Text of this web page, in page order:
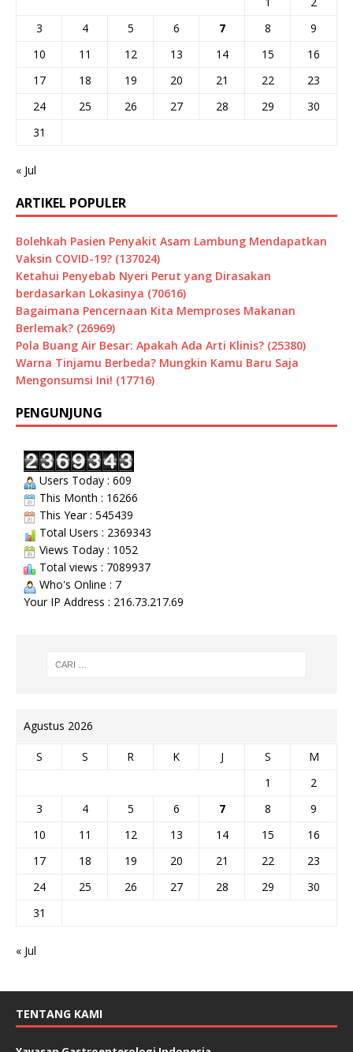
3
4 5 6 7 8
9
10
11 12 13 14 15
16
17
18 19 20 21 22
23
24
25 26 27 28 29
30
31
« Jul
ARTIKEL POPULER
Bolehkah Pasien Penyakit Asam Lambung Mendapatkan
Vaksin COVID-19? (137024)
Ketahui Penyebab Nyeri Perut yang Dirasakan
berdasarkan Lokasinya (70616)
Bagaimana Pencernaan Kita Memproses Makanan
Berlemak? (26969)
Pola Buang Air Besar: Apakah Ada Arti Klinis? (25380)
Warna Tinjamu Berbeda? Mungkin Kamu Baru Saja
Mengonsumsi Ini! (17716)
PENGUNJUNG
Users Today : 609
This Month : 16266
This Year : 545439
Total Users : 2369343
Views Today : 1052
Total views : 7089937
Who's Online : 7
Your IP Address : 216.73.217.69
Agustus 2026
S S R K J S
M
1
2
3
4 5 6 7 8
9
10
11 12 13 14 15
16
17
18 19 20 21 22
23
24
25 26 27 28 29
30
31
« Jul
TENTANG KAMI